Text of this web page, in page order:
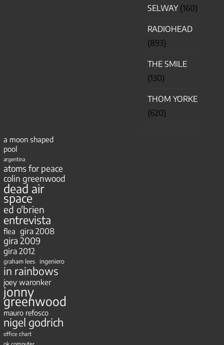
SELWAY(160)
RADIOHEAD
(893)
THE SMILE
(130)
THOM YORKE
(620)
a moon shaped
pool
argentina
atoms for peace
colin greenwood
dead air
space
ed o'brien
entrevista
flea gira 2008
gira 2009
gira 2012
graham lees ingeniero
in rainbows
joey waronker
jonny
greenwood
mauro refosco
nigel godrich
office chart